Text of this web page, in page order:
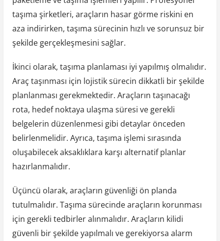
taşıma şirketleri, araçların hasar görme riskini en
aza indirirken, taşıma sürecinin hızlı ve sorunsuz bir
şekilde gerçekleşmesini sağlar.
İkinci olarak, taşıma planlaması iyi yapılmış olmalıdır.
Araç taşınması için lojistik sürecin dikkatli bir şekilde
planlanması gerekmektedir. Araçların taşınacağı
rota, hedef noktaya ulaşma süresi ve gerekli
belgelerin düzenlenmesi gibi detaylar önceden
belirlenmelidir. Ayrıca, taşıma işlemi sırasında
oluşabilecek aksaklıklara karşı alternatif planlar
hazırlanmalıdır.
Üçüncü olarak, araçların güvenliği ön planda
tutulmalıdır. Taşıma sürecinde araçların korunması
için gerekli tedbirler alınmalıdır. Araçların kilidi
güvenli bir şekilde yapılmalı ve gerekiyorsa alarm